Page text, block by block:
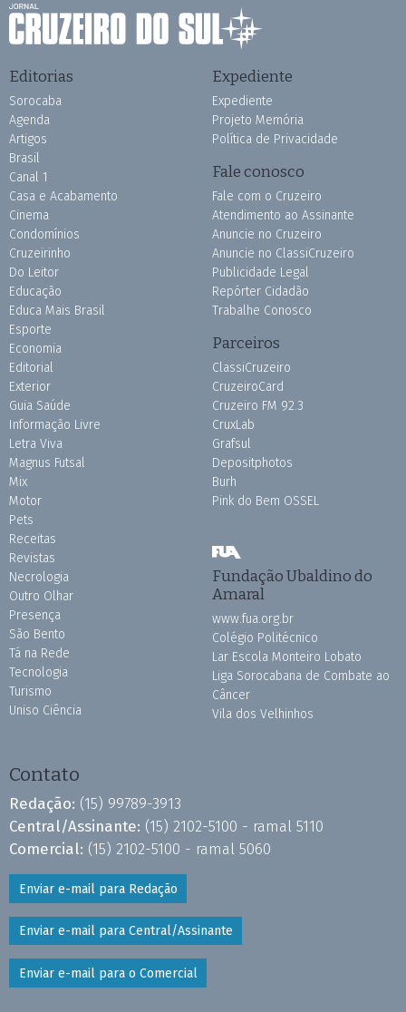
Editorias
Sorocaba
Agenda
Artigos
Brasil
Canal 1
Casa e Acabamento
Cinema
Condomínios
Cruzeirinho
Do Leitor
Educação
Educa Mais Brasil
Esporte
Economia
Editorial
Exterior
Guia Saúde
Informação Livre
Letra Viva
Magnus Futsal
Mix
Motor
Pets
Receitas
Revistas
Necrologia
Outro Olhar
Presença
São Bento
Tá na Rede
Tecnologia
Turismo
Uniso Ciência
Expediente
Expediente
Projeto Memória
Política de Privacidade
Fale conosco
Fale com o Cruzeiro
Atendimento ao Assinante
Anuncie no Cruzeiro
Anuncie no ClassiCruzeiro
Publicidade Legal
Repórter Cidadão
Trabalhe Conosco
Parceiros
ClassiCruzeiro
CruzeiroCard
Cruzeiro FM 92.3
CruxLab
Grafsul
Depositphotos
Burh
Pink do Bem OSSEL
Fundação Ubaldino do
Amaral
www.fua.org.br
Colégio Politécnico
Lar Escola Monteiro Lobato
Liga Sorocabana de Combate ao
Câncer
Vila dos Velhinhos
Contato
Redação: (15) 99789-3913
Central/Assinante: (15) 2102-5100 - ramal 5110
Comercial: (15) 2102-5100 - ramal 5060
Enviar e-mail para Redação
Enviar e-mail para Central/Assinante
Enviar e-mail para o Comercial